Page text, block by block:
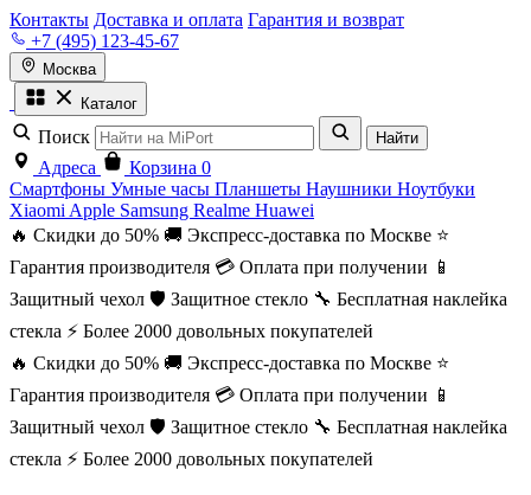
Контакты Доставка и оплата Гарантия и возврат
+7 (495) 123-45-67
Москва
Каталог
Поиск Найти
Адреса Корзина 0
Смартфоны Умные часы Планшеты Наушники Ноутбуки
Xiaomi Apple Samsung Realme Huawei
🔥 Скидки до 50% 🚚 Экспресс-доставка по Москве ⭐
Гарантия производителя 💳 Оплата при получении 📱
Защитный чехол 🛡️ Защитное стекло 🔧 Бесплатная наклейка
стекла ⚡ Более 2000 довольных покупателей
🔥 Скидки до 50% 🚚 Экспресс-доставка по Москве ⭐
Гарантия производителя 💳 Оплата при получении 📱
Защитный чехол 🛡️ Защитное стекло 🔧 Бесплатная наклейка
стекла ⚡ Более 2000 довольных покупателей